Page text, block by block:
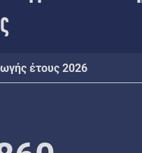
έτους 2026